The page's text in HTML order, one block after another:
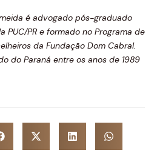
é advogado pós-graduado
PUC/PR e formado no Programa de
da Fundação Dom Cabral.
do Paraná entre os anos de 1989